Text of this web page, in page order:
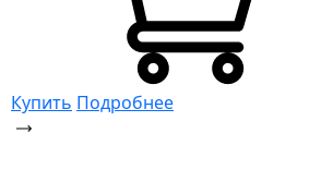
Купить Подробнее